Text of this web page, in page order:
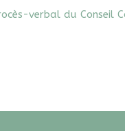
verbal du Conseil